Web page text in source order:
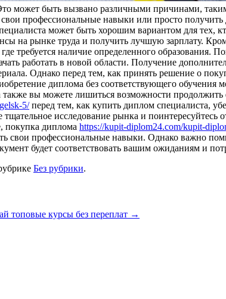
может быть вызвано различными причинами,
профессиональные навыки или просто
может быть хорошим вариантом для тех,
на рынке труда и получить лучшую зарплату.
требуется наличие определенного
работать в новой области. Получение
Однако перед тем, как принять решение о
диплома без соответствующего
также вы можете лишиться возможности
5/перед тем, как купить диплом специалиста,
исследование рынка и
покупка диплома https://kupit-diplom24.com/kupit-
свои профессиональные навыки. Однако важно
будет соответствовать вашим ожиданиям и
Без рубрики.
топовые курсы без переплат →